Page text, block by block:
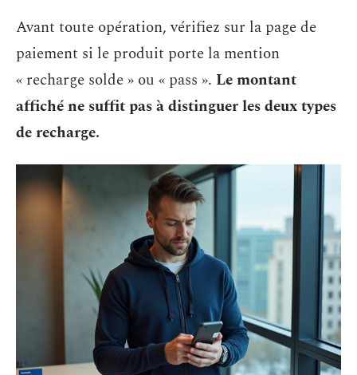
Avant toute opération, vérifiez sur la page de
paiement si le produit porte la mention
« recharge solde » ou « pass ». Le montant
affiché ne suffit pas à distinguer les deux types
de recharge.